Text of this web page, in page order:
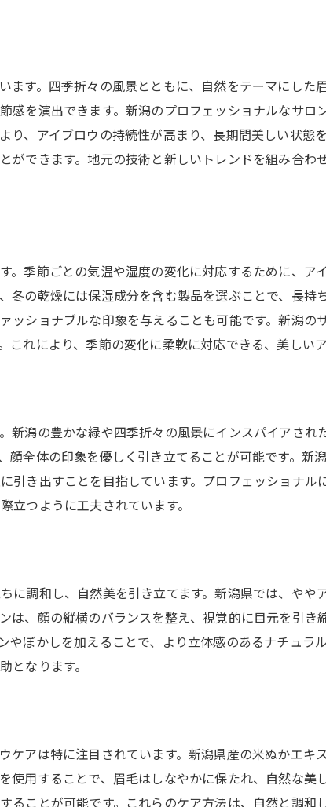
が生む耐久性
然要素を取り入れたケア法
術が叶える理想の眉
術の調和が生む美しさ
す。四季折々の風景とともに、自然をテーマにした
を演出できます。新潟のプロフェッショナルなサロ
、アイブロウの持続性が高まり、長期間美しい状態
ができます。地元の技術と新しいトレンドを組み合わ
季節ごとの気温や湿度の変化に対応するために、ア
の乾燥には保湿成分を含む製品を選ぶことで、長持
ッショナブルな印象を与えることも可能です。新潟の
れにより、季節の変化に柔軟に対応できる、美しい
新潟の豊かな緑や四季折々の風景にインスパイアされ
全体の印象を優しく引き立てることが可能です。新
き出すことを目指しています。プロフェッショナル
立つように工夫されています。
調和し、自然美を引き立てます。新潟県では、やや
は、顔の縦横のバランスを整え、視覚的に目元を引き
ぼかしを加えることで、より立体感のあるナチュラ
となります。
アは特に注目されています。新潟県産の米ぬかエキ
用することで、眉毛はしなやかに保たれ、自然な美
ることが可能です。これらのケア方法は、自然と調和